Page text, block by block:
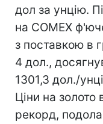
дол за унцію.
на COMEX
з поставкою в
4 дол.,
1301,3 дол./
Ціни на золото
рекорд,